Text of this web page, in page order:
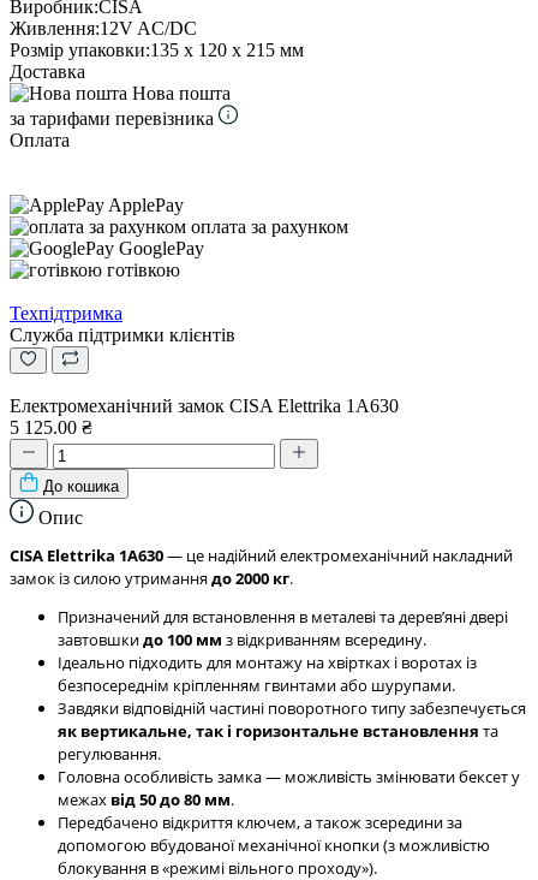
Виробник:CISA
Живлення:12V AC/DC
Розмір упаковки:135 x 120 x 215 мм
Доставка
Нова пошта
за тарифами перевізника
Оплата
ApplePay
оплата за рахунком
GooglePay
готівкою
Техпідтримка
Служба підтримки клієнтів
Електромеханічний замок CISA Elettrika 1A630
5 125.00 ₴
До кошика
Опис
CISA Elettrika 1А630— це надійний електромеханічний накладний
замок із силою утриманнядо 2000 кг.
Призначений для встановлення в металеві та деревʼяні двері
завтовшкидо 100 мм з відкриванням всередину.
Ідеально підходить для монтажу на хвіртках і воротах із
безпосереднім кріпленням гвинтами або шурупами.
Завдяки відповідній частині поворотного типу забезпечується
як вертикальне, так і горизонтальне встановлення та
регулювання.
Головна особливість замка — можливість змінювати бексет у
межах від 50 до 80 мм.
Передбачено відкриття ключем, а також зсередини за
допомогою вбудованої механічної кнопки (з можливістю
блокування в «режимі вільного проходу»).